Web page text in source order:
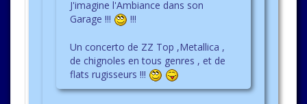
J'imagine l'Ambiance dans son
Garage !!!
!!!
Un concerto de ZZ Top ,Metallica ,
de chignoles en tous genres , et de
flats rugisseurs !!!